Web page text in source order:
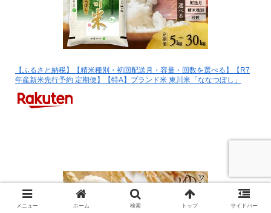
【ふるさと納税】【精米種別・初回配送月・容量・回数を選べる】【R7
年産新米先行予約 定期便】【特A】ブランド米 東川米「ななつぼし」
メニュー ホーム 検索 トップ サイドバー